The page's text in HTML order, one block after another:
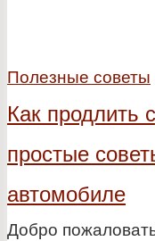
Полезные советы
Как продлить
простые
автомобиле
Добро